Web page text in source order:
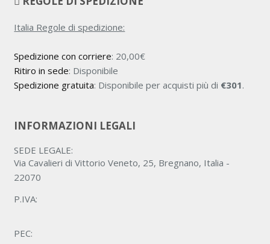
Italia Regole di spedizione:
Spedizione con corriere: 20,00€
Ritiro in sede: Disponibile
Spedizione gratuita: Disponibile per acquisti più di €301.
INFORMAZIONI LEGALI
SEDE LEGALE:
Via Cavalieri di Vittorio Veneto, 25, Bregnano, Italia -
22070
P.IVA:
PEC: